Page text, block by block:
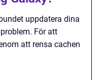
uppdatera dina
För att
att rensa cachen